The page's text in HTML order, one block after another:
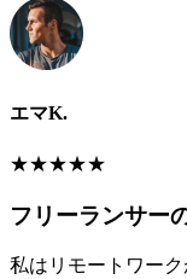
エマK.
★★★★★
フリーランサー
私はリモートワー